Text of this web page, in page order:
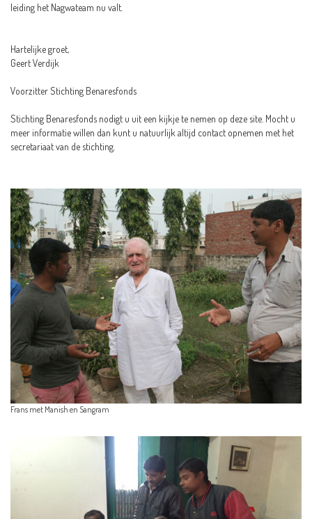
leiding het Nagwateam nu valt.
Hartelijke groet,
Geert Verdijk
Voorzitter Stichting Benaresfonds
Stichting Benaresfonds nodigt u uit een kijkje te nemen op deze site. Mocht u
meer informatie willen dan kunt u natuurlijk altijd contact opnemen met het
secretariaat van de stichting.
Frans met Manish en Sangram